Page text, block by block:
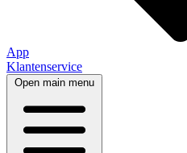
App
Klantenservice
Open main menu